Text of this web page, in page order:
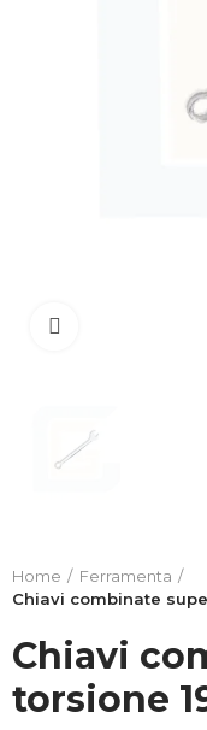
Home
Ferramenta
Chiavi combinate
Chiavi
torsione